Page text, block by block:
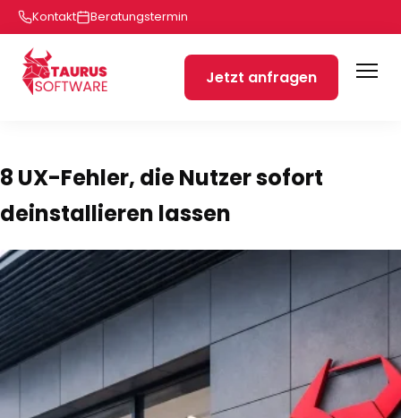
Kontakt Beratungstermin
Jetzt anfragen
8 UX-Fehler, die Nutzer sofort
deinstallieren lassen